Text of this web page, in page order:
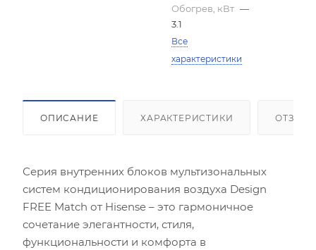
Обогрев, кВт —
3.1
Все
характеристики
ОПИСАНИЕ ХАРАКТЕРИСТИКИ
Серия внутренних блоков мультизональных
систем кондиционирования воздуха Design
FREE Match от Hisense – это гармоничное
сочетание элегантности, стиля,
функциональности и комфорта в